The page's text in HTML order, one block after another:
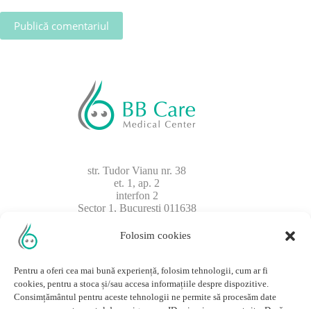
Folosim cookies
Pentru a oferi cea mai bună experiență, folosim tehnologii, cum ar fi
cookies, pentru a stoca și/sau accesa informațiile despre dispozitive.
Consimțământul pentru aceste tehnologii ne permite să procesăm date
Publică comentariul
str. Tudor Vianu nr. 38
et. 1, ap. 2
interfon 2
Sector 1, București 011638